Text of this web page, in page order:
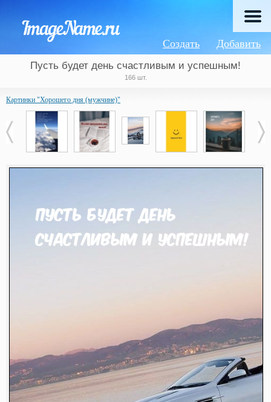
Добавить
Создать
Пусть будет день счастливым и успешным!
166 шт.
Картинки "Хорошего дня (мужчине)"